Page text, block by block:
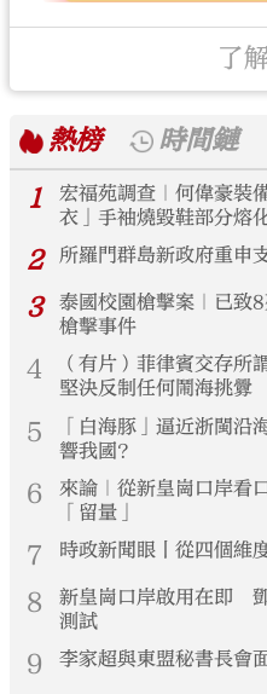
了
熱榜
時間鏈
1
宏福苑調查｜何偉豪
衣」手袖燒毀鞋部分熔
2 所羅門群島新政府重
3
泰國校園槍擊案｜已
槍擊事件
4
（有片）菲律賓交存所
堅決反制任何鬧海挑釁
5
「白海豚」逼近浙閩
響我國？
6
來論｜從新皇崗口岸
「留量」
7 時政新聞眼丨從四個維
8
新皇崗口岸啟用在即
測試
9 李家超與東盟秘書長會